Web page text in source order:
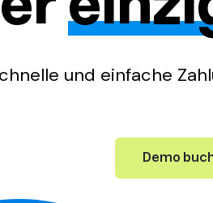
und einfache
Demo